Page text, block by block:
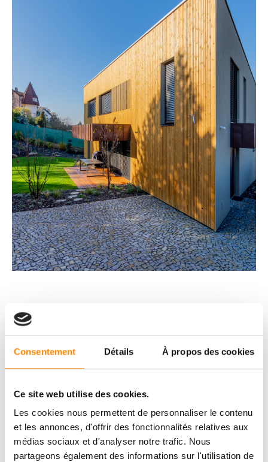
Consentement Détails À propos des cookies
Ce site web utilise des cookies.
Les cookies nous permettent de personnaliser le contenu
et les annonces, d'offrir des fonctionnalités relatives aux
médias sociaux et d'analyser notre trafic. Nous
partageons également des informations sur l'utilisation de